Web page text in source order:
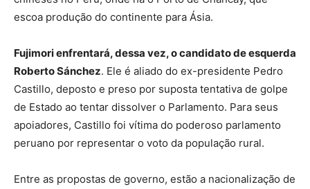
escoa produção do continente para Ásia.
Fujimori enfrentará, dessa vez, o candidato de esquerda
Roberto Sánchez. Ele é aliado do ex-presidente Pedro
Castillo, deposto e preso por suposta tentativa de golpe
de Estado ao tentar dissolver o Parlamento. Para seus
apoiadores, Castillo foi vítima do poderoso parlamento
peruano por representar o voto da população rural.
Entre as propostas de governo, estão a nacionalização de